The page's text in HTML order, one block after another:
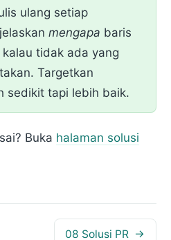
ulang setiap
mengapa baris
tidak ada yang
Targetkan
sedikit tapi lebih baik.
Buka halaman solusi
08 Solusi PR